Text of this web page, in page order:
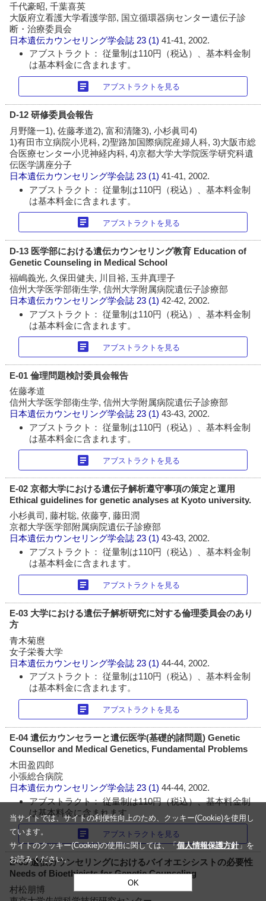
千代豪昭, 千葉喜英
大阪府立看護大学看護学部, 国立循環器病センター遺伝子診
断・治療委員会
日本遺伝カウンセリング学会誌 23 (1)41-41, 2002.
アブストラクト： 従量制は110円（税込）、基本料金制
は基本料金に含まれます。
article アブストラクトを見る
D-12 研修委員会報告
月野隆一1), 佐藤孝道2), 富和清隆3), 小杉眞司4)
1)有田市立病院小児科, 2)聖路加国際病院産婦人科, 3)大阪市総
合医療センター小児神経内科, 4)京都大学大学院医学研究科遺
伝医学講座分子
日本遺伝カウンセリング学会誌 23 (1)41-41, 2002.
アブストラクト： 従量制は110円（税込）、基本料金制
は基本料金に含まれます。
article アブストラクトを見る
D-13 医学部における遺伝カウンセリング教育 Education of
Genetic Counseling in Medical School
福嶋義光, 久保田健夫, 川目裕, 玉井真理子
信州大学医学部衛生学, 信州大学附属病院遺伝子診療部
日本遺伝カウンセリング学会誌 23 (1)42-42, 2002.
アブストラクト： 従量制は110円（税込）、基本料金制
は基本料金に含まれます。
article アブストラクトを見る
E-01 倫理問題検討委員会報告
佐藤孝道
信州大学医学部衛生学, 信州大学附属病院遺伝子診療部
日本遺伝カウンセリング学会誌 23 (1)43-43, 2002.
アブストラクト： 従量制は110円（税込）、基本料金制
は基本料金に含まれます。
article アブストラクトを見る
E-02 京都大学における遺伝子解析遵守事項の策定と運用
Ethical guidelines for genetic analyses at Kyoto university.
小杉眞司, 藤村聡, 依藤亨, 藤田潤
京都大学医学部附属病院遺伝子診療部
日本遺伝カウンセリング学会誌 23 (1)43-43, 2002.
アブストラクト： 従量制は110円（税込）、基本料金制
は基本料金に含まれます。
article アブストラクトを見る
E-03 大学における遺伝子解析研究に対する倫理委員会のあり
方
青木菊麿
女子栄養大学
日本遺伝カウンセリング学会誌 23 (1)44-44, 2002.
アブストラクト： 従量制は110円（税込）、基本料金制
は基本料金に含まれます。
article アブストラクトを見る
E-04 遺伝カウンセラーと遺伝医学(基礎的諸問題) Genetic
Counsellor and Medical Genetics, Fundamental Problems
木田盈四郎
小張総合病院
日本遺伝カウンセリング学会誌 23 (1)44-44, 2002.
アブストラクト： 従量制は110円（税込）、基本料金制
は基本料金に含まれます。
article アブストラクトを見る
E-05 遺伝カウンセリングにおけるバイオエシシストの必要性
Needs of Bioethicists for Genetic Counseling
村松朋博
当サイトでは、サイトの利便性向上のため、クッキー(Cookie)を使用し
ています。
サイトのクッキー(Cookie)の使用に関しては、「個人情報保護方針」を
お読みください。
OK